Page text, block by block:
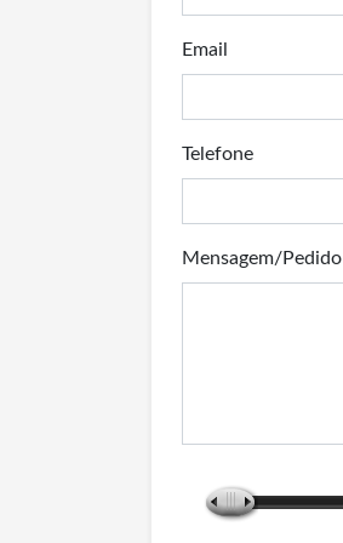
Email
Telefone
Mensagem/Pedido